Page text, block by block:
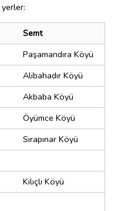
Semt
Paşamandıra Köyü
Alibahadır Köyü
Akbaba Köyü
Öyümce Köyü
Sırapınar Köyü
Kılıçlı Köyü